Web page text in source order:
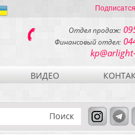
Отдел продаж:
Финансовый отдел:
ВИДЕО